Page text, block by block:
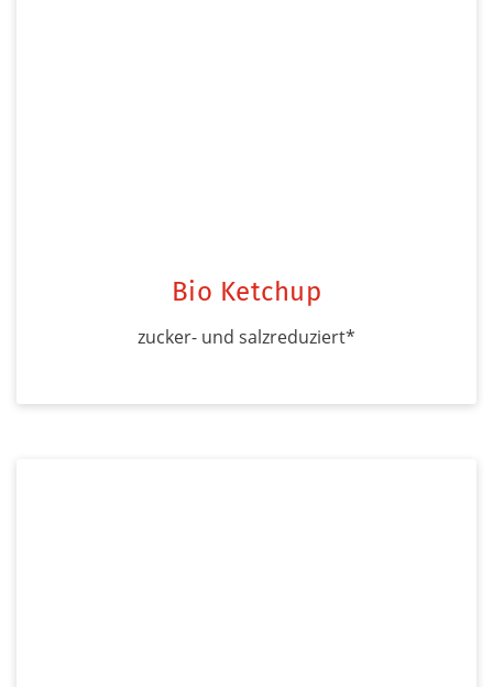
Bio Ketchup
zucker- und salzreduziert*